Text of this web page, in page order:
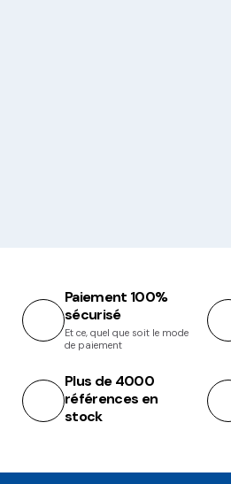
Paiement 100%
sécurisé
Et ce, quel que soit le mode
de paiement
Plus de 4000
références en
stock